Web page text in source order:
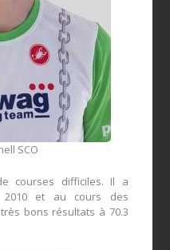
SCO
courses difficiles. Il
a
et
au cours des
bons résultats à 70.3